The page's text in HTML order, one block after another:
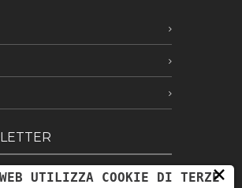
nostra newsletter e rimani
×
UTILIZZA COOKIE DI TERZE